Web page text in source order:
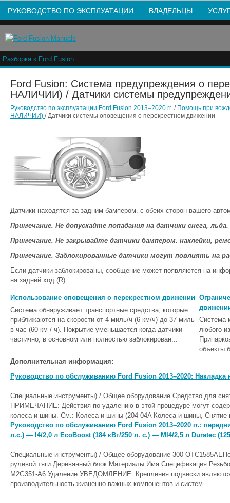
РУКОВОДСТВО ПО ЭКСПЛУАТАЦИИ ВЛАДЕЛЬЦЫ
Разборка к Ford Fusion
Ford Fusion: Система предупреждения о
НАЛИЧИИ) / Датчики системы
Руководство по эксплуатации Ford Fusion 2013–2020 гг. / Помощь при
НАЛИЧИИ) / Датчики системы оповещения о перекрестном движении
Датчики находятся за задним бампером. с обеих сторон вашего
Примечание. Не допускайте попадания на датчики снега,
Примечание. Не закрывайте датчики бампером. наклейки,
Примечание. Заблокированные датчики могут повлиять на
Если датчики заблокированы, сообщение может появляются на
на задний ход (R).
Использование оповещения о перекрестном движении
Система обнаруживает транспортные средства, которые
приближаются на скорости от 4 миль/ч (6 км/ч) до 37 миль
в час (60 км / ч). Покрытие уменьшается когда датчики
частично, в основном или полностью заблокирован...
Система
любого
объекты
Дополнительная информация:
Руководство по обслуживанию Ford Fusion 2013–2020: Накладка
Специальные инструменты) / Общее оборудование Средство для
ПРИМЕЧАНИЕ: Действия по удалению в этой процедуре могут
колеса и шины. См.: Колеса и шины (204-04A Колеса и шины, Снятие
Руководство по обслуживанию Ford Fusion 2013–2020 гг.:
л.с.) — I4/2,0 л EcoBoost (184 кВт/250 л. с.) — MI4/2,5 л Duratec
Специальные инструменты) / Общее оборудование 300-
рулевой тяги Деревянный блок Материалы Имя Спецификация
M2G351-A6 Удаление УВЕДОМЛЕНИЕ: Крепления подвески
производительность жизненно важных компонентов и систем...